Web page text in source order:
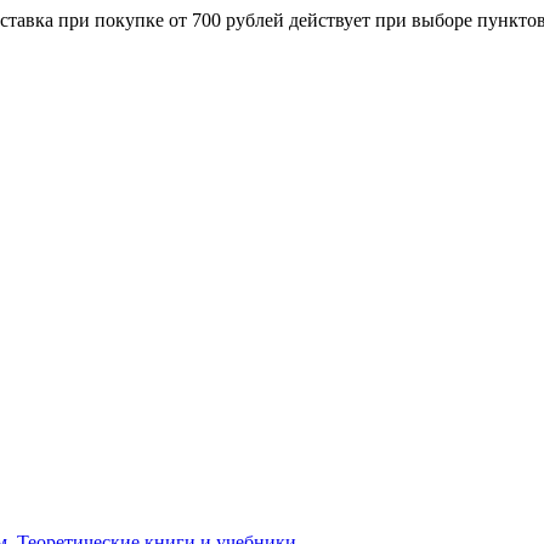
при покупке от 700 рублей действует при выборе